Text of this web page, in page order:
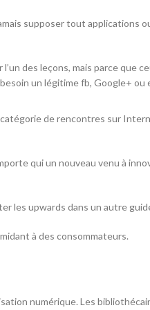
supposer tout applications
des leçons, mais parce que
un légitime fb, Google+ ou
de rencontres sur
qui un nouveau venu à
les upwards dans un autre
à des consommateurs.
numérique. Les